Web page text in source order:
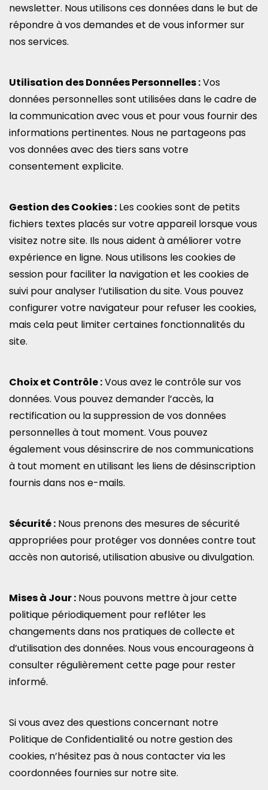
newsletter. Nous utilisons ces données dans le but de
répondre à vos demandes et de vous informer sur
nos services.
Utilisation des Données Personnelles :Vos
données personnelles sont utilisées dans le cadre de
la communication avec vous et pour vous fournir des
informations pertinentes. Nous ne partageons pas
vos données avec des tiers sans votre
consentement explicite.
Gestion des Cookies : Les cookies sont de petits
fichiers textes placés sur votre appareil lorsque vous
visitez notre site. Ils nous aident à améliorer votre
expérience en ligne. Nous utilisons les cookies de
session pour faciliter la navigation et les cookies de
suivi pour analyser l’utilisation du site. Vous pouvez
configurer votre navigateur pour refuser les cookies,
mais cela peut limiter certaines fonctionnalités du
site.
Choix et Contrôle :Vous avez le contrôle sur vos
données. Vous pouvez demander l’accès, la
rectification ou la suppression de vos données
personnelles à tout moment. Vous pouvez
également vous désinscrire de nos communications
à tout moment en utilisant les liens de désinscription
fournis dans nos e-mails.
Sécurité : Nous prenons des mesures de sécurité
appropriées pour protéger vos données contre tout
accès non autorisé, utilisation abusive ou divulgation.
Mises à Jour : Nous pouvons mettre à jour cette
politique périodiquement pour refléter les
changements dans nos pratiques de collecte et
d’utilisation des données. Nous vous encourageons à
consulter régulièrement cette page pour rester
informé.
Si vous avez des questions concernant notre
Politique de Confidentialité ou notre gestion des
cookies, n’hésitez pas à nous contacter via les
coordonnées fournies sur notre site.